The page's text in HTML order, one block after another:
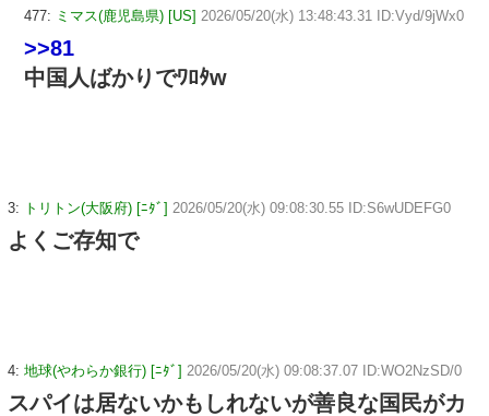
477: ミマス(鹿児島県) [US] 2026/05/20(水) 13:48:43.31 ID:Vyd/9jWx0
>>81
中国人ばかりでﾜﾛﾀw
3: トリトン(大阪府) [ﾆﾀﾞ] 2026/05/20(水) 09:08:30.55 ID:S6wUDEFG0
よくご存知で
4: 地球(やわらか銀行) [ﾆﾀﾞ] 2026/05/20(水) 09:08:37.07 ID:WO2NzSD/0
スパイは居ないかもしれないが善良な国民がカ